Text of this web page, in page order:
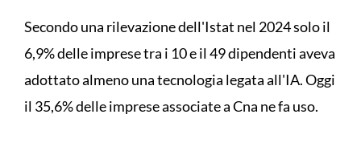
Secondo una rilevazione dell'Istat nel 2024 solo il
6,9% delle imprese tra i 10 e il 49 dipendenti aveva
adottato almeno una tecnologia legata all'IA. Oggi
il 35,6% delle imprese associate a Cna ne fa uso.